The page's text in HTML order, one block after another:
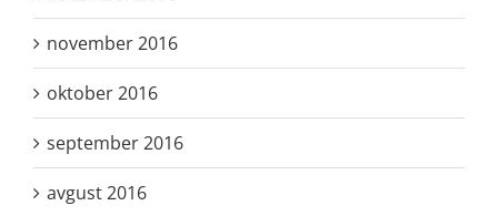
november 2016
oktober 2016
september 2016
avgust 2016